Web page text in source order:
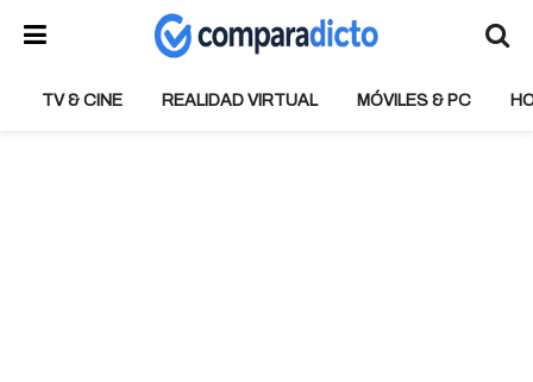
TV & CINE REALIDAD VIRTUAL MÓVILES & PC